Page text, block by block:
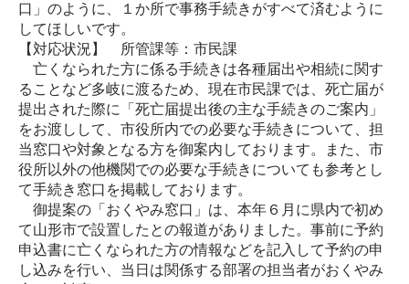
口」のように、１か所で事務手続きがすべて済むように
してほしいです。
【対応状況】 所管課等：市民課
亡くなられた方に係る手続きは各種届出や相続に関す
ることなど多岐に渡るため、現在市民課では、死亡届が
提出された際に「死亡届提出後の主な手続きのご案内」
をお渡しして、市役所内での必要な手続きについて、担
当窓口や対象となる方を御案内しております。また、市
役所以外の他機関での必要な手続きについても参考とし
て手続き窓口を掲載しております。
御提案の「おくやみ窓口」は、本年６月に県内で初め
て山形市で設置したとの報道がありました。事前に予約
申込書に亡くなられた方の情報などを記入して予約の申
し込みを行い、当日は関係する部署の担当者がおくやみ